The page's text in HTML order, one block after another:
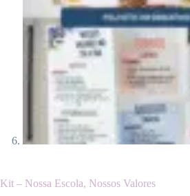
Kit – Nossa Escola, Nossos Valores